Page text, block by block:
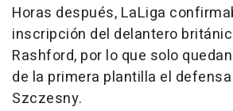
Horas después, LaLiga
inscripción del delantero
Rashford, por lo que solo
de la primera plantilla el
Szczesny.